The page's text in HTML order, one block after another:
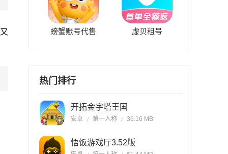
螃蟹账号代售 虚贝租号
热门排行
开拓金字塔王国
安卓 第一人称 36.16 MB
悟饭游戏厅3.52版